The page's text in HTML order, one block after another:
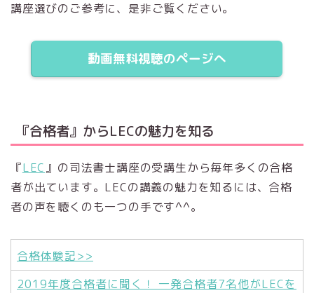
講座選びのご参考に、是非ご覧ください。
動画無料視聴のページへ
『合格者』からLECの魅力を知る
『LEC』の司法書士講座の受講生から毎年多くの合格
者が出ています。LECの講義の魅力を知るには、合格
者の声を聴くのも一つの手です^^。
合格体験記>>
2019年度合格者に聞く！ 一発合格者7名他がLECを